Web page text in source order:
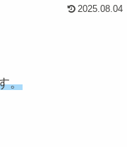
2025.08.04
。